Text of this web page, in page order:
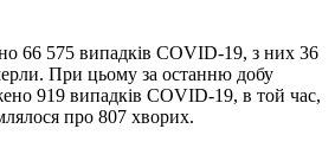
66 575 випадків COVID-19, з них 36
При цьому за останню добу
919 випадків COVID-19, в той час,
про 807 хворих.